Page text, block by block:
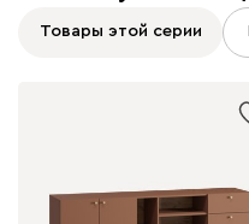
Товары этой серии